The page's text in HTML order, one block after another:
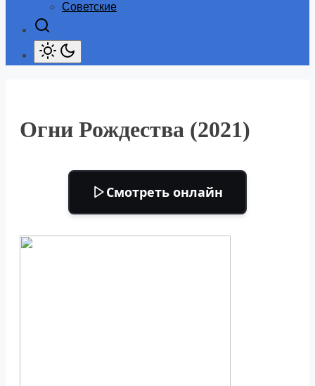
Советские
Огни Рождества (2021)
Смотреть онлайн